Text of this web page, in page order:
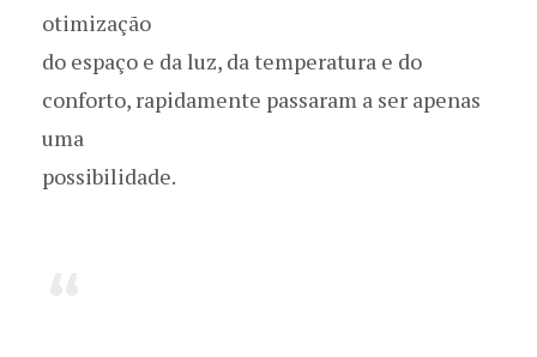
otimização
do espaço e da luz, da temperatura e do
conforto, rapidamente passaram a ser apenas
uma
possibilidade.